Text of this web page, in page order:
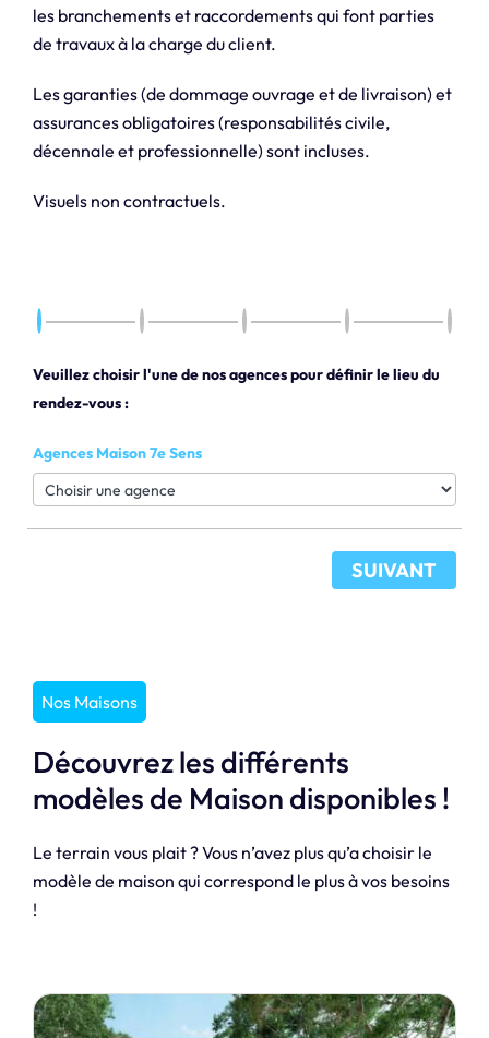
les branchements et raccordements qui font parties
de travaux à la charge du client.
Les garanties (de dommage ouvrage et de livraison) et
assurances obligatoires (responsabilités civile,
décennale et professionnelle) sont incluses.
Visuels non contractuels.
Veuillez choisir l'une de nos agences pour définir le lieu du
rendez-vous :
Agences Maison 7e Sens
SUIVANT
Nos Maisons
Découvrez les différents
modèles de Maison disponibles !
Le terrain vous plait ? Vous n’avez plus qu’a choisir le
modèle de maison qui correspond le plus à vos besoins
!